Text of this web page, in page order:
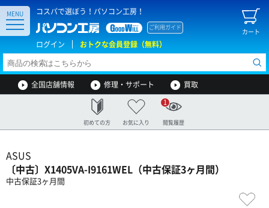
コスパで選ぼう！パソコン工房！
カート
ご利用ガイド
ログイン おトクな会員登録（無料）
MENU
全国店舗情報 修理・サポート 買取
初めての方 お気に入り 閲覧履歴
1
ASUS
〔中古〕X1405VA-I9161WEL（中古保証3ヶ月間）
中古保証3ヶ月間